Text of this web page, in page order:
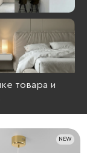
товара и
NEW